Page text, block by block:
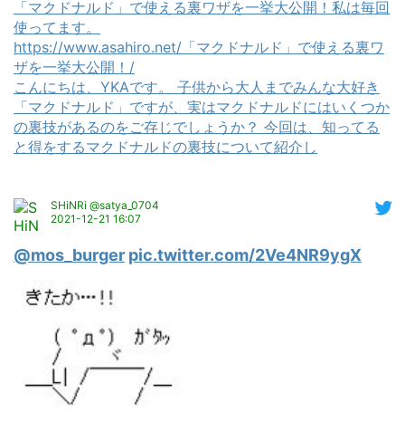
「マクドナルド」で使える裏ワザを一挙大公開！私は毎回
使ってます。
https://www.asahiro.net/「マクドナルド」で使える裏ワ
ザを一挙大公開！/
こんにちは、YKAです。 子供から大人までみんな大好き
「マクドナルド」ですが、実はマクドナルドにはいくつか
の裏技があるのをご存じでしょうか？ 今回は、知ってる
と得をするマクドナルドの裏技について紹介し
SHiNRi @satya_0704
2021-12-21 16:07
@mos_burger pic.twitter.com/2Ve4NR9ygX